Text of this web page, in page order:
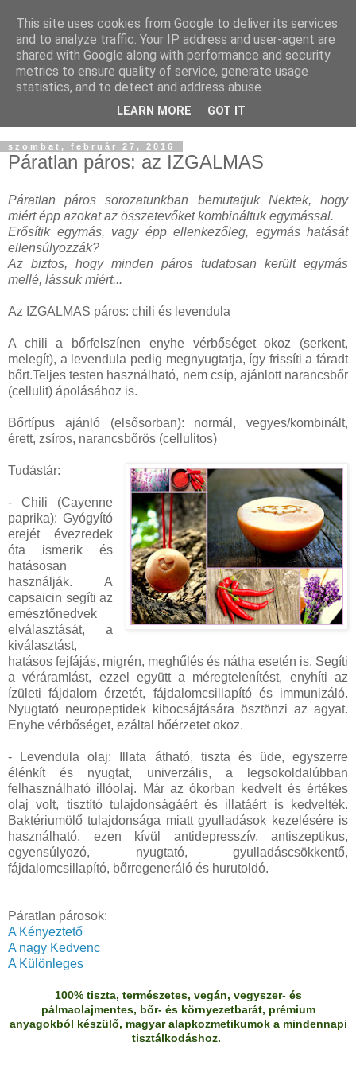
szombat, február 27, 2016
Páratlan páros: az IZGALMAS
Páratlan páros sorozatunkban bemutatjuk Nektek, hogy
miért épp azokat az összetevőket kombináltuk egymással.
Erősítik egymás, vagy épp ellenkezőleg, egymás hatását
ellensúlyozzák?
Az biztos, hogy minden páros tudatosan került egymás
mellé, lássuk miért...
Az IZGALMAS páros: chili és levendula
A chili a bőrfelszínen enyhe vérbőséget okoz (serkent,
melegít), a levendula pedig megnyugtatja, így frissíti a fáradt
bőrt.Teljes testen használható, nem csíp, ajánlott narancsbőr
(cellulit) ápolásához is.
Bőrtípus ajánló (elsősorban): normál, vegyes/kombinált,
érett, zsíros, narancsbőrös (cellulitos)
Tudástár:
- Chili (Cayenne
paprika): Gyógyító
erejét évezredek
óta ismerik és
hatásosan
használják. A
capsaicin segíti az
emésztőnedvek
elválasztását, a
kiválasztást,
hatásos fejfájás, migrén, meghűlés és nátha esetén is. Segíti
a véráramlást, ezzel együtt a méregtelenítést, enyhíti az
ízületi fájdalom érzetét, fájdalomcsillapító és immunizáló.
Nyugtató neuropeptidek kibocsájtására ösztönzi az agyat.
Enyhe vérbőséget, ezáltal hőérzetet okoz.
- Levendula olaj: Illata átható, tiszta és üde, egyszerre
élénkít és nyugtat, univerzális, a legsokoldalúbban
felhasználható illóolaj. Már az ókorban kedvelt és értékes
olaj volt, tisztító tulajdonságáért és illatáért is kedvelték.
Baktériumölő tulajdonsága miatt gyulladások kezelésére is
használható, ezen kívül antidepresszív, antiszeptikus,
egyensúlyozó, nyugtató, gyulladáscsökkentő,
fájdalomcsillapító, bőrregeneráló és hurutoldó.
Páratlan párosok:
A Kényeztető
A nagy Kedvenc
A Különleges
100% tiszta, természetes, vegán, vegyszer- és
pálmaolajmentes, bőr- és környezetbarát, prémium
anyagokból készülő, magyar alapkozmetikumok a mindennapi
tisztálkodáshoz.
This site uses cookies from Google to deliver its services
and to analyze traffic. Your IP address and user-agent are
shared with Google along with performance and security
metrics to ensure quality of service, generate usage
statistics, and to detect and address abuse.
LEARN MORE GOT IT